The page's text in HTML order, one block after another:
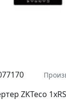
ZKTeco